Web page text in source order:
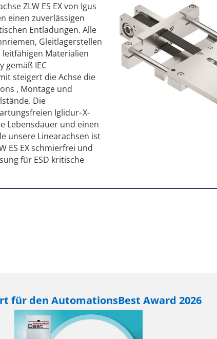
ZLW ES EX von Igus
einen zuverlässigen
Entladungen. Alle
Gleitlagerstellen
Materialien
gemäß IEC
steigert die Achse die
, Montage und
Die
Iglidur- X-
Lebensdauer und einen
unsere Linearachsen ist
ES EX schmierfrei und
für ESD kritische
für den AutomationsBest Award 2026